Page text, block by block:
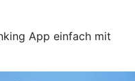
App einfach mit